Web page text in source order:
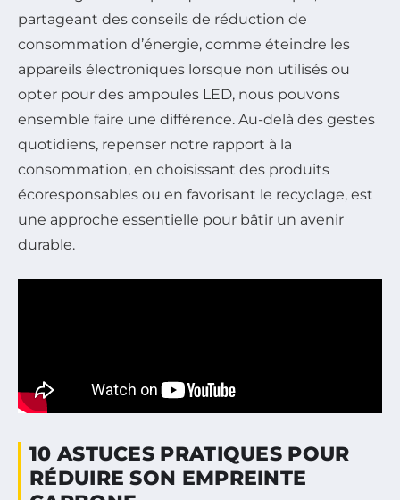
partageant des conseils de réduction de
consommation d’énergie, comme éteindre les
appareils électroniques lorsque non utilisés ou
opter pour des ampoules LED, nous pouvons
ensemble faire une différence. Au-delà des gestes
quotidiens, repenser notre rapport à la
consommation, en choisissant des produits
écoresponsables ou en favorisant le recyclage, est
une approche essentielle pour bâtir un avenir
durable.
10 ASTUCES PRATIQUES POUR
RÉDUIRE SON EMPREINTE